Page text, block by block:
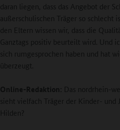
daran liegen, dass das Angebot der
außerschulischen Träger so schlecht
den Eltern wissen wir, dass die
Ganztags positiv beurteilt wird. Und
sich rumgesprochen haben und hat
überzeugt.
Online-Redaktion: Das nordrhein-
sieht vielfach Träger der Kinder-
Hilden?